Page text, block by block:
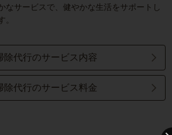
なサービスで、健やかな生活をサポートし
。
除代行のサービス内容
除代行のサービス料金